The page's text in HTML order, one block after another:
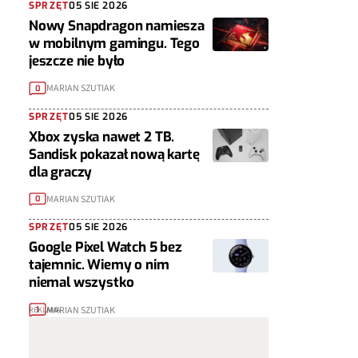
SPRZĘT05 SIE 2026
Nowy Snapdragon namiesza
w mobilnym gamingu. Tego
jeszcze nie było
0 MARIAN SZUTIAK
SPRZĘT05 SIE 2026
Xbox zyska nawet 2 TB.
Sandisk pokazał nową kartę
dla graczy
0 MARIAN SZUTIAK
SPRZĘT05 SIE 2026
Google Pixel Watch 5 bez
tajemnic. Wiemy o nim
niemal wszystko
1 MARIAN SZUTIAK